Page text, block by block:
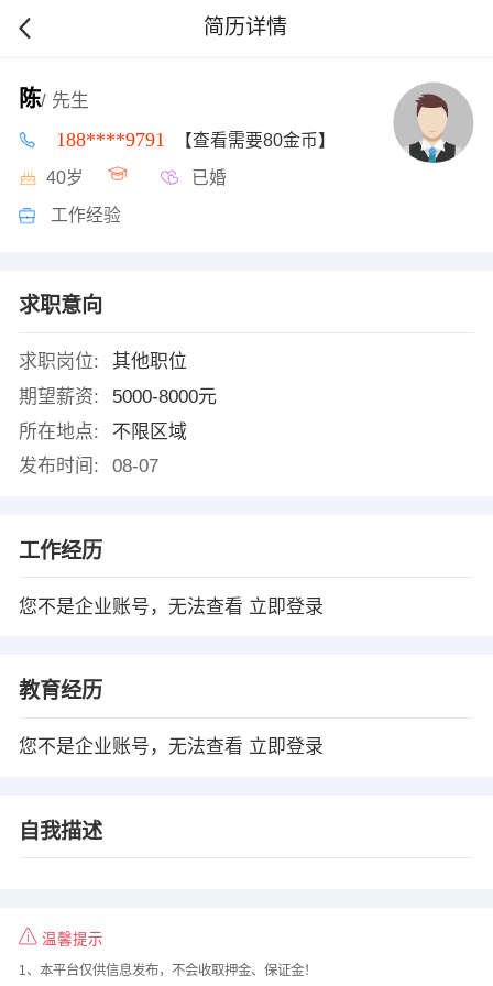
简历详情
陈/ 先生
188****9791 【查看需要80金币】
40岁 已婚
工作经验
求职意向
求职岗位:
其他职位
期望薪资:
5000-8000元
所在地点:
不限区域
发布时间:
08-07
工作经历
您不是企业账号，无法查看 立即登录
教育经历
您不是企业账号，无法查看 立即登录
自我描述
温馨提示
1、本平台仅供信息发布，不会收取押金、保证金！